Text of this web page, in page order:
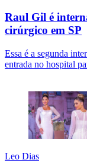
Raul Gil é
cirúrgico em SP
Essa é a segunda
entrada no hospital
Leo Dias